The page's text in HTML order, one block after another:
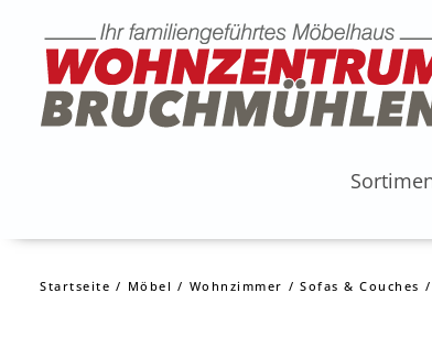
Startseite Möbel Wohnzimmer Sofas & Couches